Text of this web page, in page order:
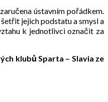
ústavním pořádkem.
jejich podstatu a smysl a
k jednotlivci označit za
klubů Sparta – Slavia ze